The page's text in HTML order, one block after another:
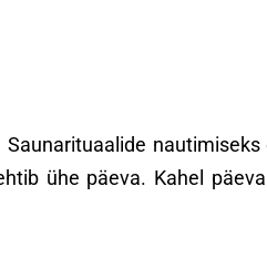
ühe päeva. Kahel